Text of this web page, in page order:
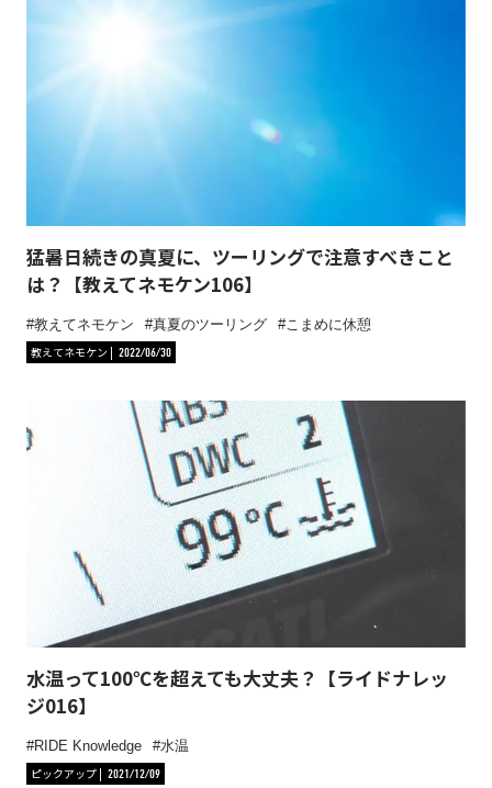
猛暑日続きの真夏に、ツーリングで注意すべきこと
は？【教えてネモケン106】
教えてネモケン 真夏のツーリング
こまめに休憩
教えてネモケン
2022/06/30
水温って100℃を超えても大丈夫？【ライドナレッ
ジ016】
RIDE Knowledge
水温
ピックアップ
2021/12/09